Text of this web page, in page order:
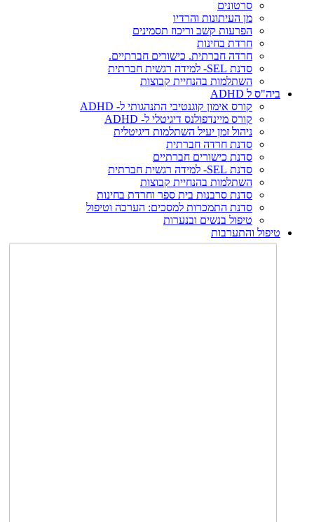
סרטונים
מן העיתונות והרדיו
הפרעות קשב וריכוז תסמינים
חרדת בחינות
חרדה חברתית. כישורים חברתיים.
סדנת SEL- למידה רגשית חברתית
השתלמות בהנחיית קבוצות
ביה"ס ל ADHD
קורס אימון קוגנטיבי התנהגותי ל- ADHD
קורס מיינדפולנס דיגיטלי ל- ADHD
ניהול זמן יעיל השתלמות דיגיטלית
סדנת חרדה חברתית
סדנת כישורים חברתיים
סדנת SEL- למידה רגשית חברתית
השתלמות בהנחיית קבוצות
סדנת סרבנות בית ספר וחרדת בחינות
סדנת התמכרות למסכים: הערכה וטיפול
טיפול בנשים ובנערות
טיפול והתערבות